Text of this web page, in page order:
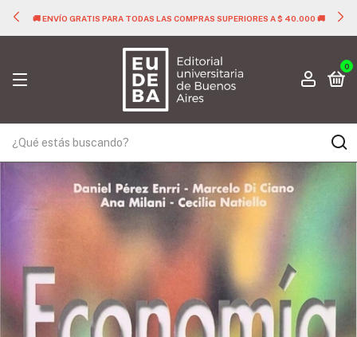
🚚 ENVÍO GRATIS PARA TODAS LAS COMPRAS SUPERIORES A $ 40.000 🚚
0